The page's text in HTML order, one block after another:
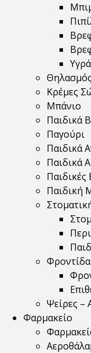
Θηλασμός
Κρέμες
Μπάνιο
Παιδικά
Παγούρι
Παιδικά
Παιδικά
Παιδικές
Παιδική
Ψείρες –
Φαρμακείο